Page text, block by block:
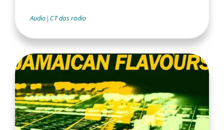
Audio CT das radio